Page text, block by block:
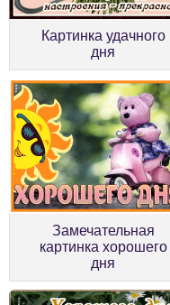
Картинка удачного
дня
Замечательная
картинка хорошего
дня